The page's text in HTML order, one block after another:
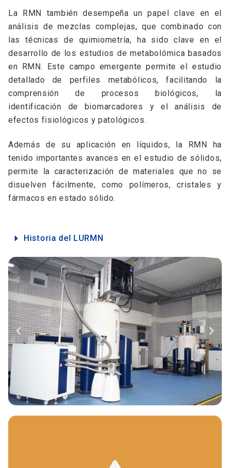
La RMN también desempeña un papel clave en el
análisis de mezclas complejas, que combinado con
las técnicas de quimiometría, ha sido clave en el
desarrollo de los estudios de metabolómica basados
en RMN. Este campo emergente permite el estudio
detallado de perfiles metabólicos, facilitando la
comprensión de procesos biológicos, la
identificación de biomarcadores y el análisis de
efectos fisiológicos y patológicos.
Además de su aplicación en líquidos, la RMN ha
tenido importantes avances en el estudio de sólidos,
permite la caracterización de materiales que no se
disuelven fácilmente, como polímeros, cristales y
fármacos en estado sólido.
Historia del LURMN